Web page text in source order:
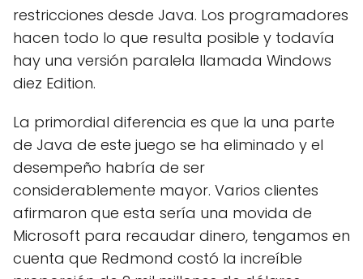
restricciones desde Java. Los programadores
hacen todo lo que resulta posible y todavía
hay una versión paralela llamada Windows
diez Edition.
La primordial diferencia es que la una parte
de Java de este juego se ha eliminado y el
desempeño habría de ser
considerablemente mayor. Varios clientes
afirmaron que esta sería una movida de
Microsoft para recaudar dinero, tengamos en
cuenta que Redmond costó la increíble